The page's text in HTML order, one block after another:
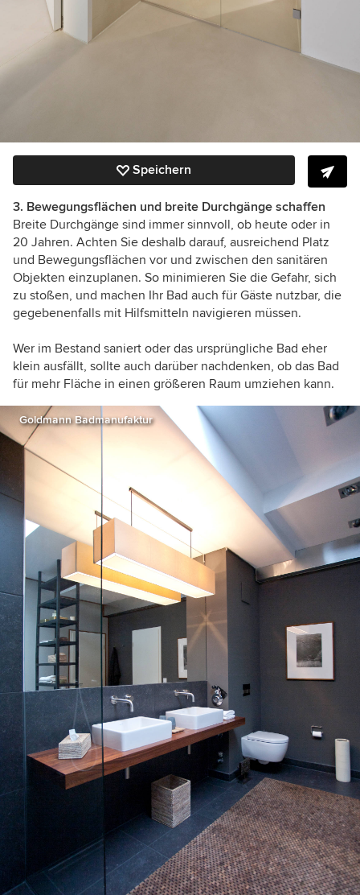
Speichern
3. Bewegungsflächen und breite Durchgänge schaffen
Breite Durchgänge sind immer sinnvoll, ob heute oder in
20 Jahren. Achten Sie deshalb darauf, ausreichend Platz
und Bewegungsflächen vor und zwischen den sanitären
Objekten einzuplanen. So minimieren Sie die Gefahr, sich
zu stoßen, und machen Ihr Bad auch für Gäste nutzbar, die
gegebenenfalls mit Hilfsmitteln navigieren müssen.
Wer im Bestand saniert oder das ursprüngliche Bad eher
klein ausfällt, sollte auch darüber nachdenken, ob das Bad
für mehr Fläche in einen größeren Raum umziehen kann.
Goldmann Badmanufaktur